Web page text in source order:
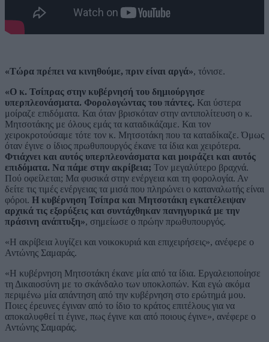
«Τώρα πρέπει να κινηθούμε, πριν είναι αργά», τόνισε.
«Ο κ. Τσίπρας στην κυβέρνησή του δημιούργησε
υπερπλεονάσματα. Φορολογώντας του πάντες. Και ύστερα
μοίραζε επιδόματα. Και όταν βρισκόταν στην αντιπολίτευση ο κ.
Μητσοτάκης με όλους εμάς τα καταδικάζαμε. Και τον
χειροκροτούσαμε τότε τον κ. Μητσοτάκη που τα καταδίκαζε. Όμως
όταν έγινε ο ίδιος πρωθυπουργός έκανε τα ίδια και χειρότερα.
Φτιάχνει και αυτός υπερπλεονάσματα και μοιράζει και αυτός
επιδόματα. Να πάμε στην ακρίβεια; Τον μεγαλύτερο βραχνά.
Πού οφείλεται; Μα φυσικά στην ενέργεια και τη φορολογία. Αν
δείτε τις τιμές ενέργειας τα μισά που πληρώνει ο καταναλωτής είναι
φόροι. Η κυβέρνηση Τσίπρα και Μητσοτάκη εγκατέλειψαν
αρχικά τις εξορύξεις και συντάχθηκαν πανηγυρικά με την
πράσινη ανάπτυξη», σημείωσε ο πρώην πρωθυπουργός.
«Η ακρίβεια λυγίζει και νοικοκυριά και επιχειρήσεις», ανέφερε ο
Αντώνης Σαμαράς.
«Η κυβέρνηση Μητσοτάκη έκανε μία από τα ίδια. Εργαλειοποίησε
τη Δικαιοσύνη με το σκάνδαλο των υποκλοπών. Και εγώ ακόμα
περιμένω μία απάντηση από την κυβέρνηση στο ερώτημά μου.
Ποιες έρευνες έγιναν από το ίδιο το κράτος επιτέλους για να
αποκαλυφθεί τι έγινε, πως έγινε και από ποιους έγινε», ανέφερε ο
Αντώνης Σαμαράς.